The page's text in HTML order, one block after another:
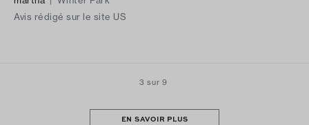
Avis rédigé sur le site US
3 sur 9
EN SAVOIR PLUS